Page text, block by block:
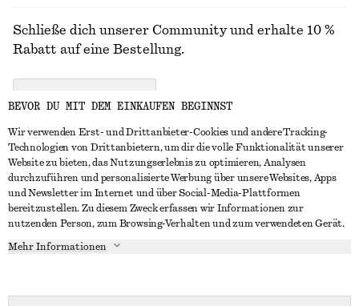
IN KONTAKT TRETEN
Kontakt
Storefinder
Affiliates
Instagram
Pinterest
KUNDENSERVICE
INFO
In Vorbereitung
Schließe dich unserer Community und erhalte 10 %
Rabatt auf eine Bestellung.
BEVOR DU MIT DEM EINKAUFEN BEGINNST
Wir verwenden Erst- und Drittanbieter-Cookies und andere Tracking-
Technologien von Drittanbietern, um dir die volle Funktionalität unserer
Website zu bieten, das Nutzungserlebnis zu optimieren, Analysen
durchzuführen und personalisierte Werbung über unsere Websites, Apps
und Newsletter im Internet und über Social-Media-Plattformen
bereitzustellen. Zu diesem Zweck erfassen wir Informationen zur
nutzenden Person, zum Browsing-Verhalten und zum verwendeten Gerät.
Mehr Informationen